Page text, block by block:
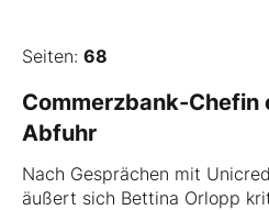
Seiten: 68
Commerzbank-
Abfuhr
Nach Gesprächen mit
äußert sich Bettina Orlopp